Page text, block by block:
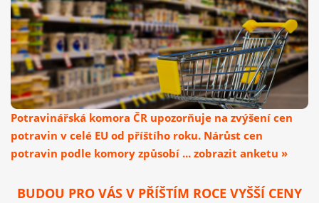
Potravinářská komora ČR upozorňuje na zvýšení cen
potravin v celé EU od příštího roku. Nárůst cen
potravin podle komory způsobí ... zobrazit anketu »
BUDOU PRO VÁS V PŘÍŠTÍM ROCE VYŠŠÍ CENY